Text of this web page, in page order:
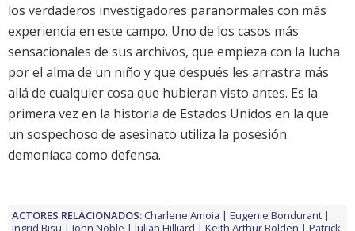
los verdaderos investigadores paranormales con más
experiencia en este campo. Uno de los casos más
sensacionales de sus archivos, que empieza con la lucha
por el alma de un niño y que después les arrastra más
allá de cualquier cosa que hubieran visto antes. Es la
primera vez en la historia de Estados Unidos en la que
un sospechoso de asesinato utiliza la posesión
demoníaca como defensa.
ACTORES RELACIONADOS:Charlene Amoia
Eugenie Bondurant
Ingrid Bisu
John Noble Julian Hilliard Keith Arthur Bolden Patrick